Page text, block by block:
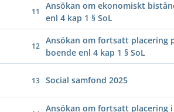
11
Ansökan om ekonomiskt
enl 4 kap 1 § SoL
12
Ansökan om fortsatt placering
boende enl 4 kap 1 § SoL
13 Social samfond 2025
Ansökan om fortsatt placering